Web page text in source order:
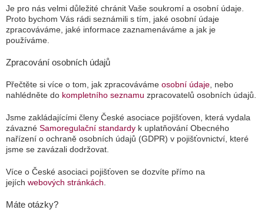
Je pro nás velmi důležité chránit Vaše soukromí a osobní údaje.
Proto bychom Vás rádi seznámili s tím, jaké osobní údaje
zpracováváme, jaké informace zaznamenáváme a jak je
používáme.
Zpracování osobních údajů
Přečtěte si více o tom, jak zpracováváme osobní údaje , nebo
nahlédněte do kompletního seznamu zpracovatelů osobních údajů.
Jsme zakládajícími členy České asociace pojišťoven, která vydala
závazné Samoregulační standardy k uplatňování Obecného
nařízení o ochraně osobních údajů (GDPR) v pojišťovnictví, které
jsme se zavázali dodržovat.
Více o České asociaci pojišťoven se dozvíte přímo na
jejích webových stránkách
Máte otázky?